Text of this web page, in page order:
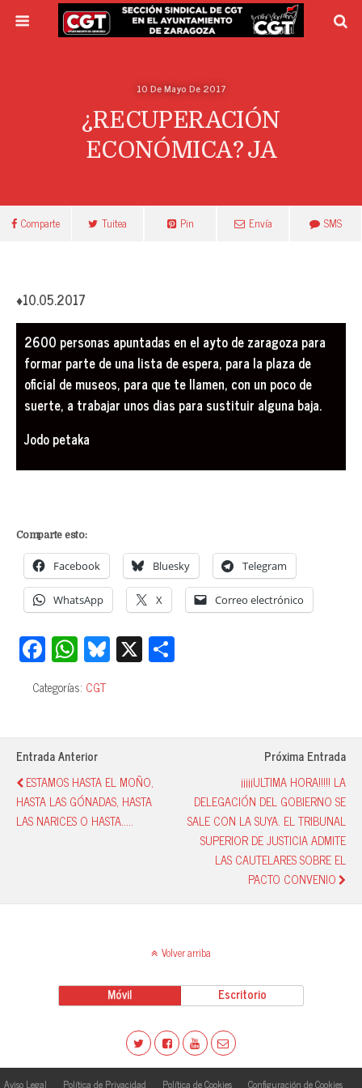
10 De Mayo De 2017
¿RECUPERACIÓN
ECONÓMICA? JA
Comparte Tuitea Pin Envía SMS
♦10.05.2017
2600 personas apuntadas en el ayto de zaragoza para
formar parte de una lista de espera, para la plaza de
oficial de museos, para que te llamen, con un poco de
suerte, a trabajar unos dias para sustituir alguna baja.
Jodo petaka
Comparte esto:
Facebook Bluesky Telegram
WhatsApp X Correo electrónico
Fa
ce
bo
ok
W
ha
ts
A
pp
Bl
ue
y
X
pa
Categorías: CGT
Entrada Anterior
ESTAMOS HASTA EL MOÑO,
HASTA LAS GÓNADAS, HASTA
LAS NARICES O HASTA.....
Próxima Entrada
¡¡¡¡¡ULTIMA HORA!!!!! LA
DELEGACIÓN DEL GOBIERNO SE
SALE CON LA SUYA. EL TRIBUNAL
SUPERIOR DE JUSTICIA ADMITE
LAS CAUTELARES SOBRE EL
PACTO CONVENIO
Volver arriba
Móvil Escritorio
Aviso Legal Política de Privacidad Política de Cookies Configuración de Cookies